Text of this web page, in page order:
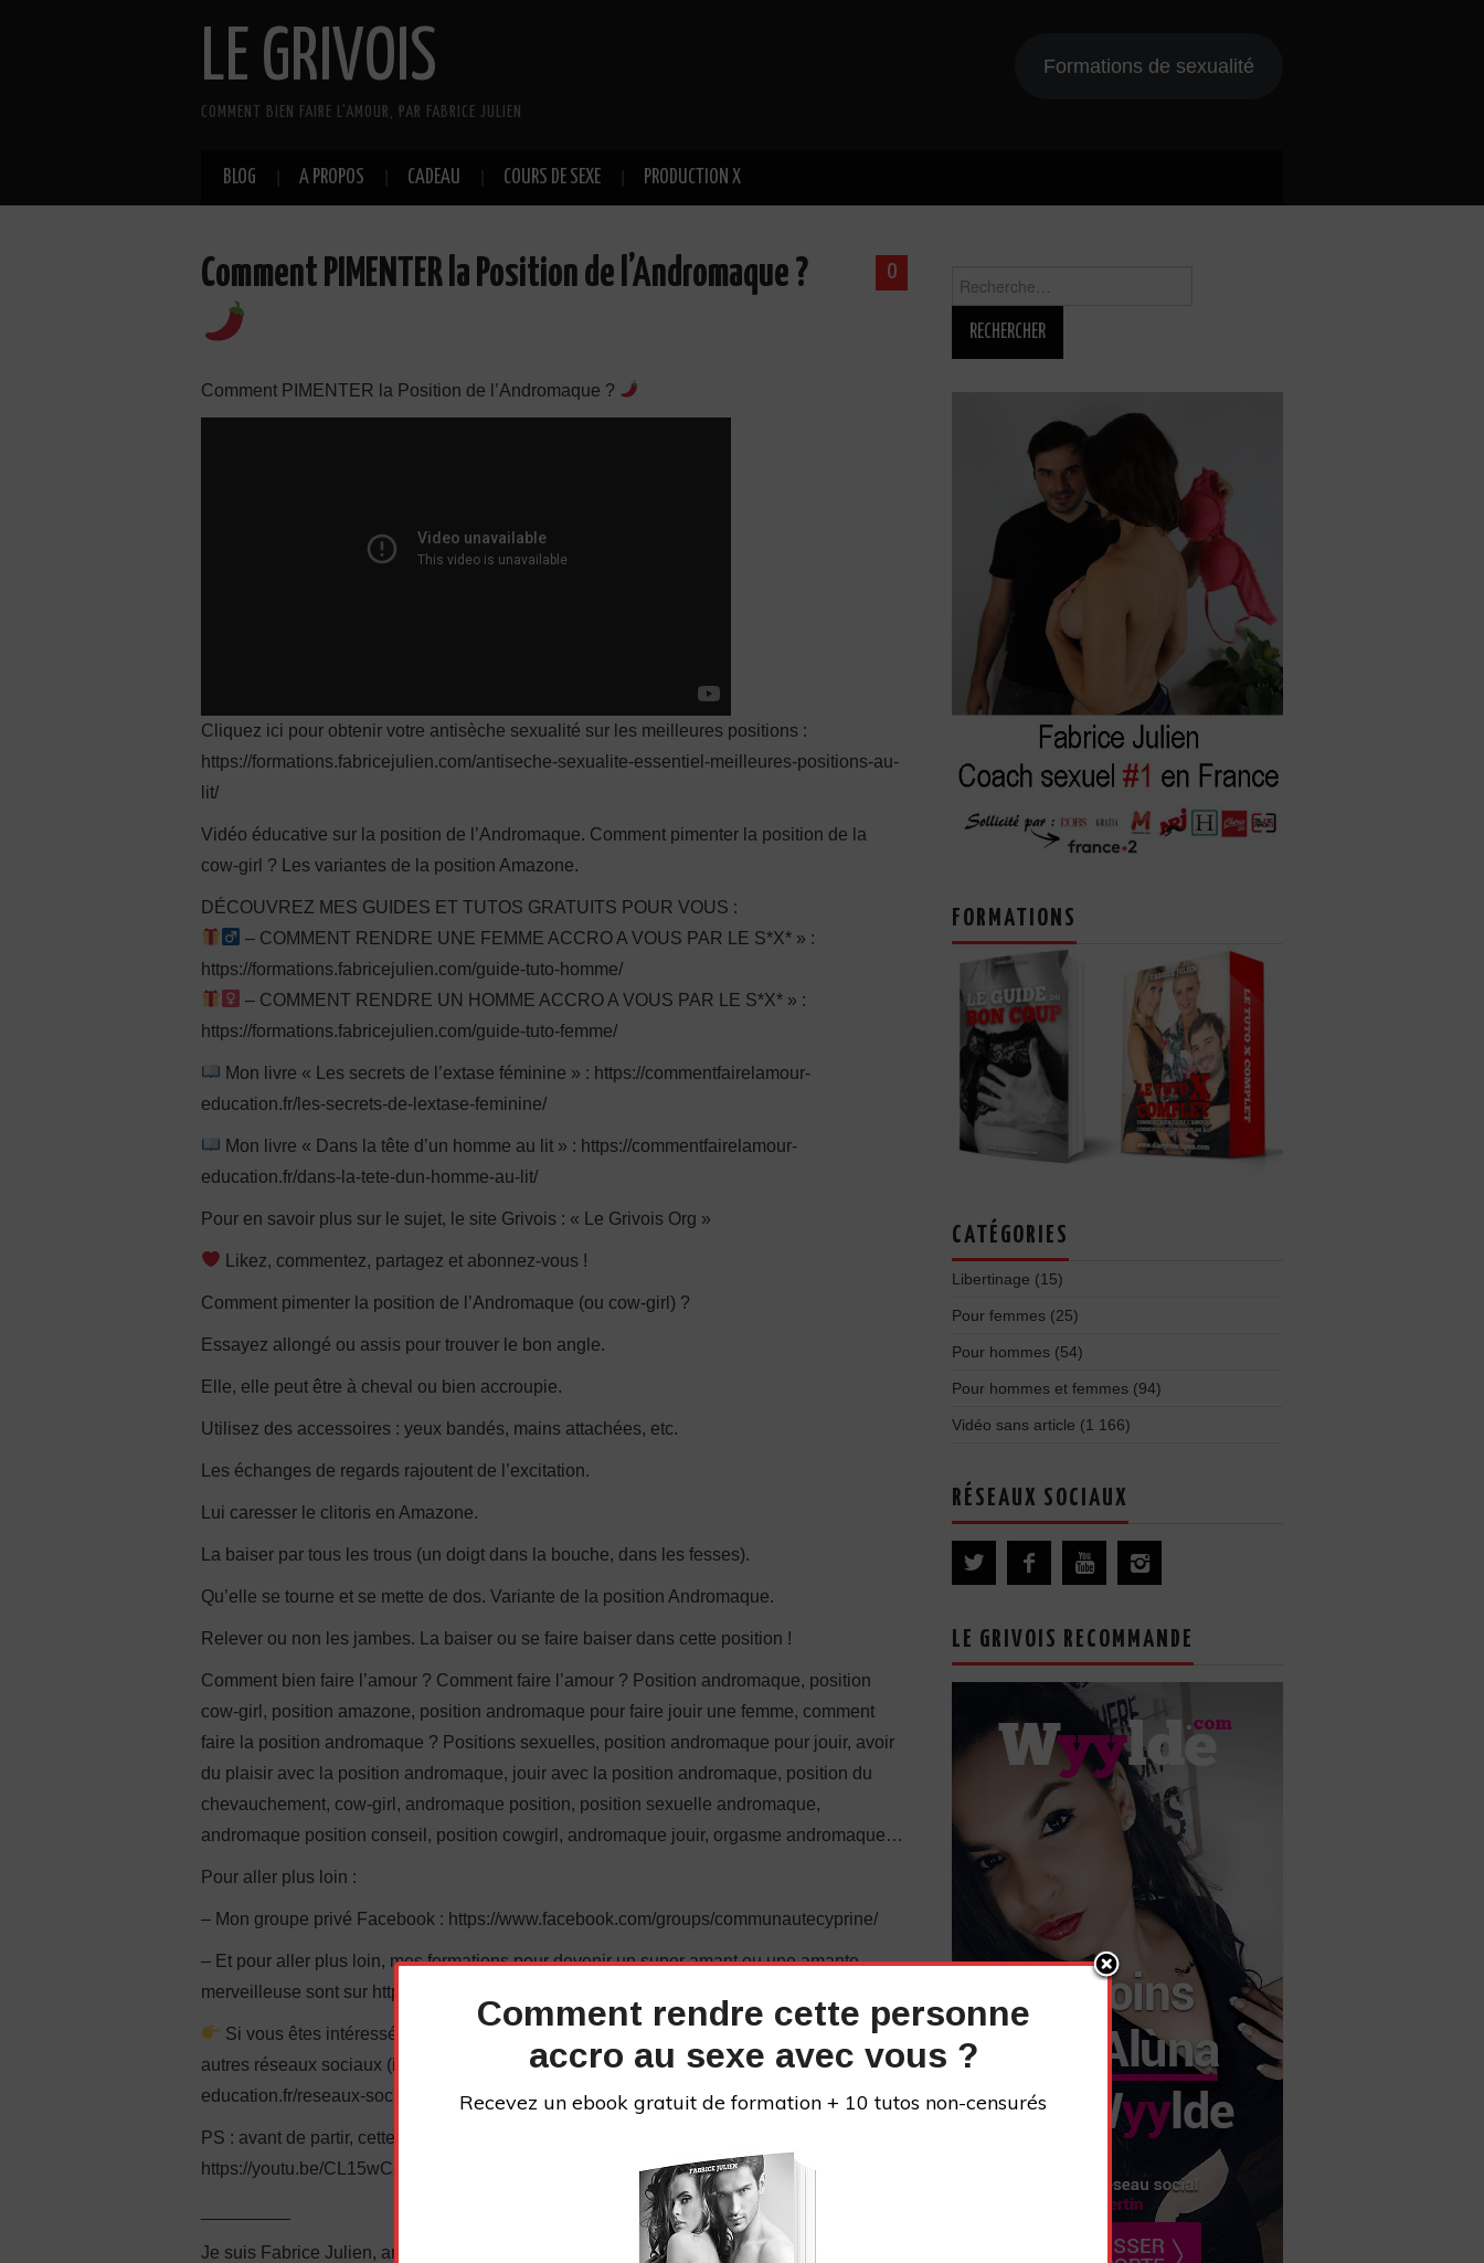
LE GRIVOIS
COMMENT BIEN FAIRE L'AMOUR, PAR FABRICE JULIEN
Formations de sexualité
BLOG A PROPOS CADEAU COURS DE SEXE PRODUCTION X
0
Comment PIMENTER la Position de l’Andromaque ?
Comment PIMENTER la Position de l’Andromaque ?
Cliquez ici pour obtenir votre antisèche sexualité sur les meilleures positions :
https://formations.fabricejulien.com/antiseche-sexualite-essentiel-meilleures-positions-au-
lit/
Vidéo éducative sur la position de l’Andromaque. Comment pimenter la position de la
cow-girl ? Les variantes de la position Amazone.
DÉCOUVREZ MES GUIDES ET TUTOS GRATUITS POUR VOUS :
– COMMENT RENDRE UNE FEMME ACCRO A VOUS PAR LE S*X* » :
https://formations.fabricejulien.com/guide-tuto-homme/
– COMMENT RENDRE UN HOMME ACCRO A VOUS PAR LE S*X* » :
https://formations.fabricejulien.com/guide-tuto-femme/
Mon livre « Les secrets de l’extase féminine » : https://commentfairelamour-
education.fr/les-secrets-de-lextase-feminine/
Mon livre « Dans la tête d’un homme au lit » : https://commentfairelamour-
education.fr/dans-la-tete-dun-homme-au-lit/
Pour en savoir plus sur le sujet, le site Grivois : « Le Grivois Org »
Likez, commentez, partagez et abonnez-vous !
Comment pimenter la position de l’Andromaque (ou cow-girl) ?
Essayez allongé ou assis pour trouver le bon angle.
Elle, elle peut être à cheval ou bien accroupie.
Utilisez des accessoires : yeux bandés, mains attachées, etc.
Les échanges de regards rajoutent de l’excitation.
Lui caresser le clitoris en Amazone.
La baiser par tous les trous (un doigt dans la bouche, dans les fesses).
Qu’elle se tourne et se mette de dos. Variante de la position Andromaque.
Relever ou non les jambes. La baiser ou se faire baiser dans cette position !
Comment bien faire l’amour ? Comment faire l’amour ? Position andromaque, position
cow-girl, position amazone, position andromaque pour faire jouir une femme, comment
faire la position andromaque ? Positions sexuelles, position andromaque pour jouir, avoir
du plaisir avec la position andromaque, jouir avec la position andromaque, position du
chevauchement, cow-girl, andromaque position, position sexuelle andromaque,
andromaque position conseil, position cowgirl, andromaque jouir, orgasme andromaque…
Pour aller plus loin :
– Mon groupe privé Facebook : https://www.facebook.com/groups/communautecyprine/
– Et pour aller plus loin, mes formations pour devenir un super amant ou une amante
merveilleuse sont sur https://commentfairelamour-education.fr/formations-le-grivois/
Si vous êtes intéressé, n’hésitez pas à venir consulter mon site ou me suivre sur mes
autres réseaux sociaux (il y a du contenu inédit) : https://commentfairelamour-
education.fr/reseaux-sociaux-de-fabrice-le-grivois/
PS : avant de partir, cette autre vidéo pourrait bien vous intéresser
https://youtu.be/CL15wC-eOJE
Je suis Fabrice Julien, ancien timide au parcours difficile. J’ai connu les problèmes que
FORMATIONS
CATÉGORIES
Libertinage (15)
Pour femmes (25)
Pour hommes (54)
Pour hommes et femmes (94)
Vidéo sans article (1 166)
RÉSEAUX SOCIAUX
LE GRIVOIS RECOMMANDE
Comment rendre cette personne
accro au sexe avec vous ?
Recevez un ebook gratuit de formation + 10 tutos non-censurés